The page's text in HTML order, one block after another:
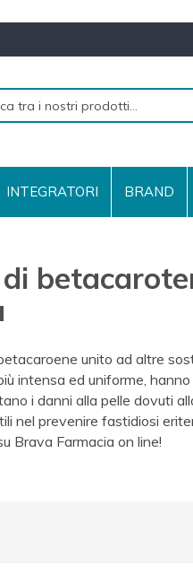
INTEGRATORI BRAND
unito ad altre
intensa ed uniforme, hanno
i danni alla pelle dovuti
nel prevenire fastidiosi
Brava Farmacia on line!